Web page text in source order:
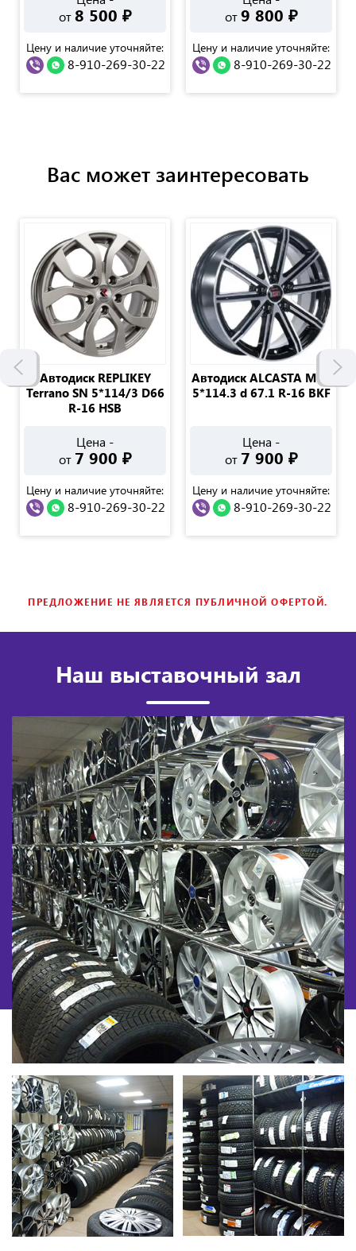
от8 500 ₽
Цену и наличие уточняйте:
8-910-269-30-22
от9 800 ₽
Цену и наличие уточняйте:
8-910-269-30-22
Вас может заинтересовать
Автодиск REPLIKEY
Terrano SN 5*114/3 D66
R-16 HSB
Цена -
от 7 900 ₽
Цену и наличие уточняйте:
8-910-269-30-22
Автодиск ALCASTA M64
5*114.3 d 67.1 R-16 BKF
Цена -
от 7 900 ₽
Цену и наличие уточняйте:
8-910-269-30-22
ПРЕДЛОЖЕНИЕ НЕ ЯВЛЯЕТСЯ ПУБЛИЧНОЙ ОФЕРТОЙ.
Наш выставочный зал